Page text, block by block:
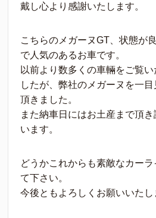
戴し心より感謝いたします。
こちらのメガーヌGT、状態が
で人気のあるお車です。
以前より数多くの車輛をご覧
したが、弊社のメガーヌを一
頂きました。
また納車日にはお土産まで頂
います。
どうかこれからも素敵なカー
て下さい。
今後ともよろしくお願いいたし